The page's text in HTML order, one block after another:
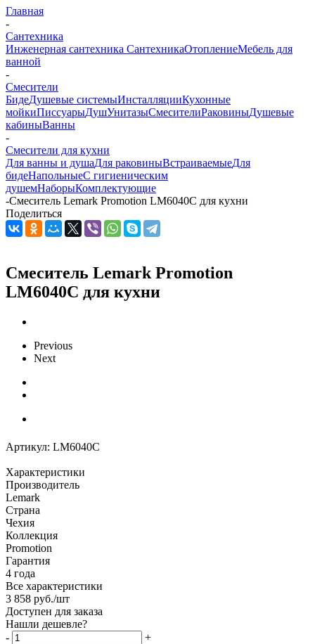
Главная
-
Сантехника
Инженерная сантехника СантехникаОтоплениеМебель для
ванной
-
Смесители
БидеДушевые системыИнсталляцииКухонные
мойкиПиссуарыДушУнитазыСмесителиРаковиныДушевые
кабиныВанны
-
Смесители для кухни
Для ванны и душаДля раковиныВстраиваемыеДля
бидеНапольныеС гигиеническим
душемНаборыКомплектующие
-Смеситель Lemark Promotion LM6040C для кухни
Поделиться
Смеситель Lemark Promotion
LM6040C для кухни
Previous
Next
Артикул: LM6040C
Характеристики
Производитель
Lemark
Страна
Чехия
Коллекция
Promotion
Гарантия
4 года
Все характеристики
3 858 руб./шт
Доступен для заказа
Нашли дешевле?
-
+